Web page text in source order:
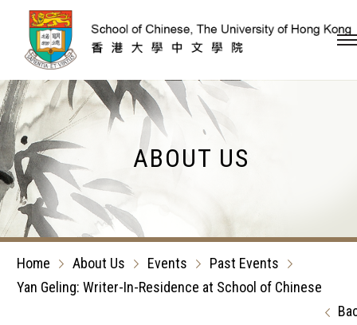
Skip to content (Press
ABOUT US
Home About Us Events
Past Events
Yan Geling: Writer-In-Residence at School of Chinese